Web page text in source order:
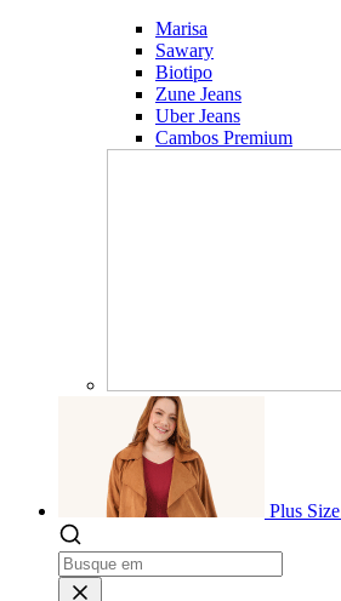
Marisa
Sawary
Biotipo
Zune Jeans
Uber Jeans
Cambos Premium
Plus Size